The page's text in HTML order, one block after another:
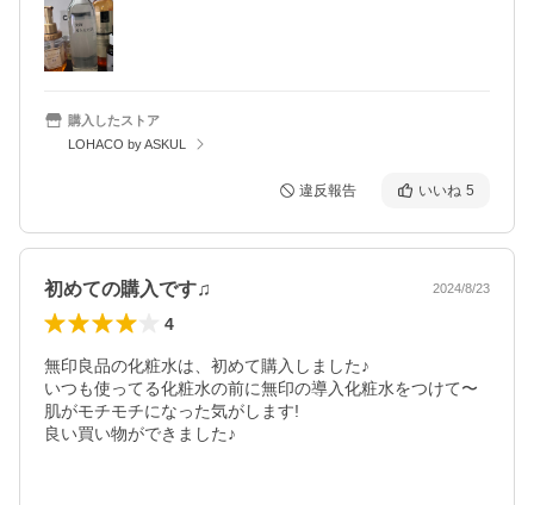
購入したストア
LOHACO by ASKUL
違反報告 いいね 5
初めての購入です♫ 2024/8/23
4
無印良品の化粧水は、初めて購入しました♪
いつも使ってる化粧水の前に無印の導入化粧水をつけて〜
肌がモチモチになった気がします!
良い買い物ができました♪